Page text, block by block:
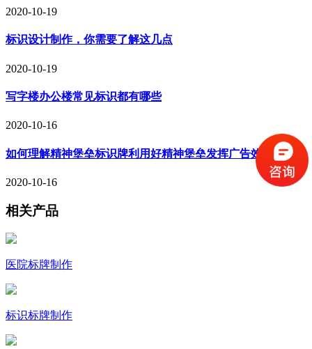
2020-10-19
标识设计制作，你需要了解这几点
2020-10-19
写字楼办公楼常见标识都有哪些
2020-10-16
如何理解精神堡垒标识牌利用好精神堡垒发挥广告效果
2020-10-16
相关产品
医院标牌制作
标识标牌制作